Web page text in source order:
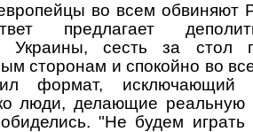
во всем обвиняют
предлагает
Украины, сесть за стол
сторонам и спокойно во
формат, исключающий
люди, делающие реальную
"Не будем